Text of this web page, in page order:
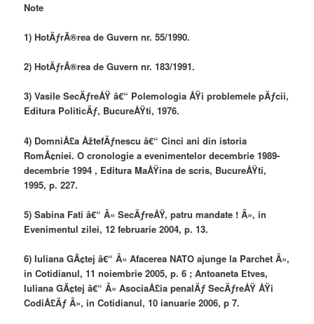
Note
1) HotÄƒrÃ®rea de Guvern nr. 55/1990.
2) HotÄƒrÃ®rea de Guvern nr. 183/1991.
3) Vasile SecÄƒreÅŸ â€“ Polemologia ÅŸi problemele pÄƒcii,
Editura PoliticÄƒ, BucureÅŸti, 1976.
4) DomniÅ£a ÅžtefÄƒnescu â€“ Cinci ani din istoria
RomÃ¢niei. O cronologie a evenimentelor decembrie 1989-
decembrie 1994 , Editura MaÅŸina de scris, BucureÅŸti,
1995, p. 227.
5) Sabina Fati â€“ Â« SecÄƒreÅŸ, patru mandate ! Â», in
Evenimentul zilei, 12 februarie 2004, p. 13.
6) Iuliana GÃ¢tej â€“ Â« Afacerea NATO ajunge la Parchet Â»,
in Cotidianul, 11 noiembrie 2005, p. 6 ; Antoaneta Etves,
Iuliana GÃ¢tej â€“ Â« AsociaÅ£ia penalÄƒ SecÄƒreÅŸ ÅŸi
CodiÅ£Äƒ Â», in Cotidianul, 10 ianuarie 2006, p 7.